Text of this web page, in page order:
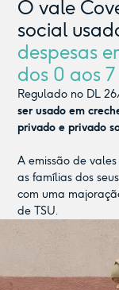
O vale
social
despesas
dos 0 aos
Regulado no DL
ser usado em
privado e privado
A emissão de
as famílias dos
com uma
de TSU.